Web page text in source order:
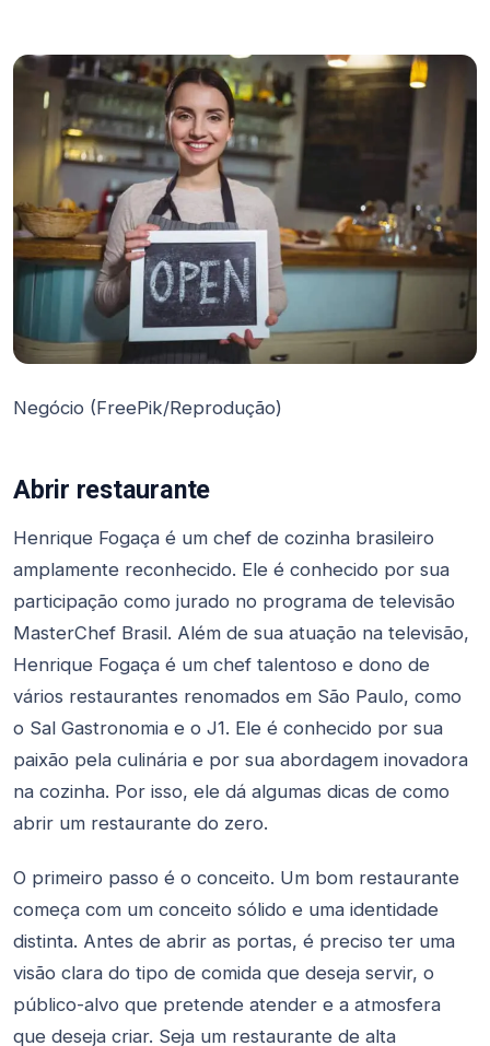
Negócio (FreePik/Reprodução)
Abrir restaurante
Henrique Fogaça é um chef de cozinha brasileiro
amplamente reconhecido. Ele é conhecido por sua
participação como jurado no programa de televisão
MasterChef Brasil. Além de sua atuação na televisão,
Henrique Fogaça é um chef talentoso e dono de
vários restaurantes renomados em São Paulo, como
o Sal Gastronomia e o J1. Ele é conhecido por sua
paixão pela culinária e por sua abordagem inovadora
na cozinha. Por isso, ele dá algumas dicas de como
abrir um restaurante do zero.
O primeiro passo é o conceito. Um bom restaurante
começa com um conceito sólido e uma identidade
distinta. Antes de abrir as portas, é preciso ter uma
visão clara do tipo de comida que deseja servir, o
público-alvo que pretende atender e a atmosfera
que deseja criar. Seja um restaurante de alta